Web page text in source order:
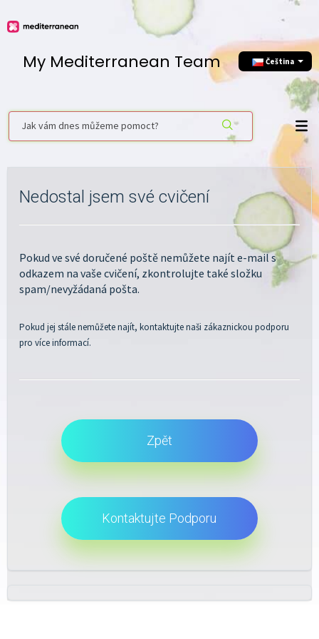
My Mediterranean Team Čeština
Nedostal jsem své cvičení
Pokud ve své doručené poště nemůžete najít e-mail s
odkazem na vaše cvičení, zkontrolujte také složku
spam/nevyžádaná pošta.
Pokud jej stále nemůžete najít, kontaktujte naši zákaznickou podporu
pro více informací.
Zpět
Kontaktujte Podporu